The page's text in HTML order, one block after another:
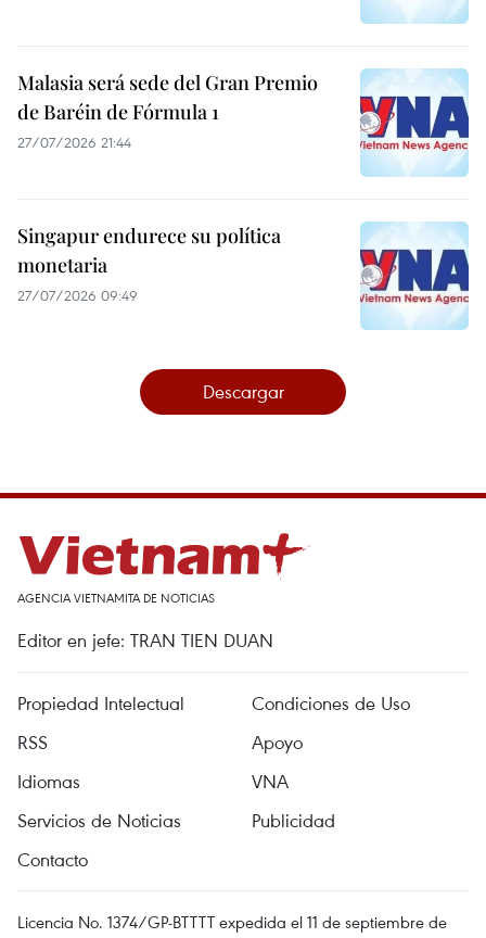
Malasia será sede del Gran Premio
de Baréin de Fórmula 1
27/07/2026 21:44
Singapur endurece su política
monetaria
27/07/2026 09:49
Descargar
AGENCIA VIETNAMITA DE NOTICIAS
Editor en jefe: TRAN TIEN DUAN
Propiedad Intelectual
Condiciones de Uso
RSS
Apoyo
Idiomas
VNA
Servicios de Noticias
Publicidad
Contacto
Licencia No. 1374/GP-BTTTT expedida el 11 de septiembre de